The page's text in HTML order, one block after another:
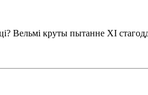
Вельмі круты пытанне XI